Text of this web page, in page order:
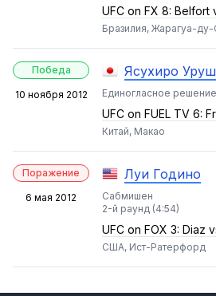
UFC on FX 8: Belfort
Бразилия, Жарагуа-ду-
Победа
10 ноября 2012
Ясухиро
Единогласное решение
UFC on FUEL TV 6:
Китай, Макао
Поражение
6 мая 2012
Луи Годино
Сабмишен
2-й раунд (4:54)
UFC on FOX 3: Diaz
США, Ист-Ратерфорд